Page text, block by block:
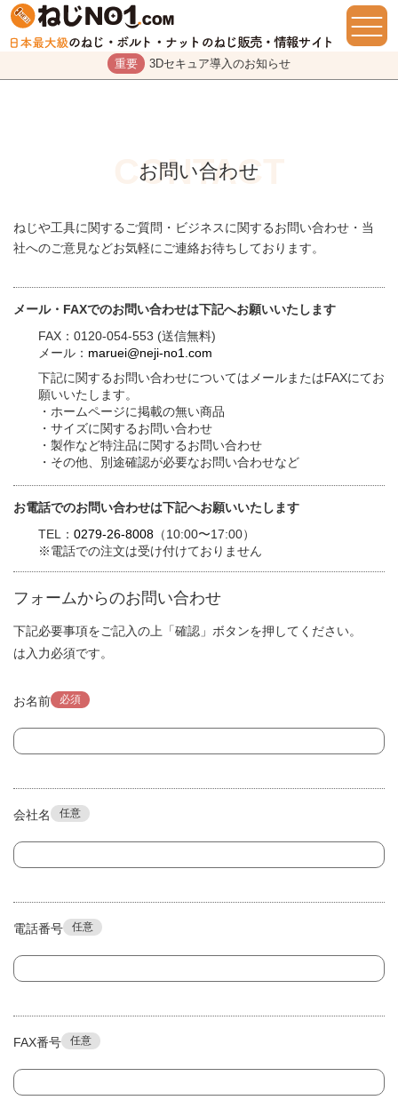
重要 3Dセキュア導入のお知らせ
お問い合わせ
ねじや工具に関するご質問・ビジネスに関するお問い合わせ・当
社へのご意見などお気軽にご連絡お待ちしております。
メール・FAXでのお問い合わせは下記へお願いいたします
FAX：0120-054-553 (送信無料)
メール： maruei@neji-no1.com
下記に関するお問い合わせについてはメールまたはFAXにてお
願いいたします。
・ホームページに掲載の無い商品
・サイズに関するお問い合わせ
・製作など特注品に関するお問い合わせ
・その他、別途確認が必要なお問い合わせなど
お電話でのお問い合わせは下記へお願いいたします
TEL： 0279-26-8008 （10:00〜17:00）
※電話での注文は受け付けておりません
フォームからのお問い合わせ
下記必要事項をご記入の上「確認」ボタンを押してください。
は入力必須です。
お名前 必須
会社名 任意
電話番号 任意
FAX番号 任意